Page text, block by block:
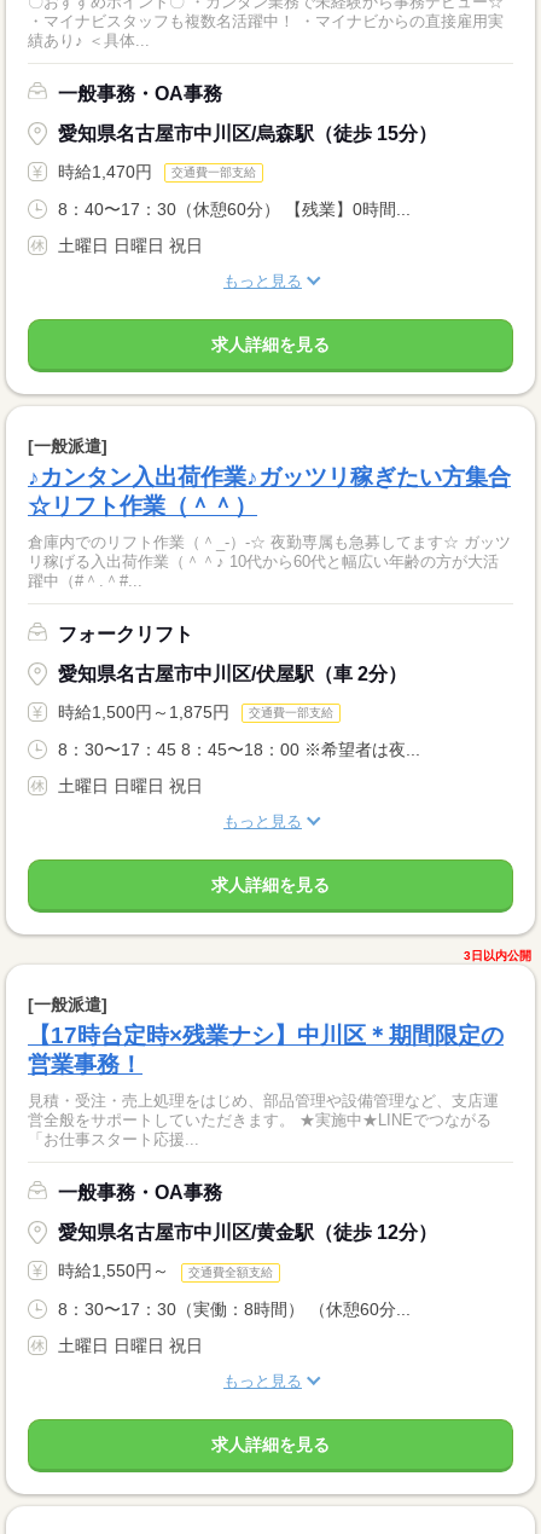
・マイナビスタッフも複数名活躍中！ ・マイナビからの直接雇用実
績あり♪ ＜具体...
一般事務・OA事務
愛知県名古屋市中川区/烏森駅（徒歩 15分）
時給1,470円 交通費一部支給
8：40〜17：30（休憩60分） 【残業】0時間...
土曜日 日曜日 祝日
もっと見る
求人詳細を見る
[一般派遣]
♪カンタン入出荷作業♪ガッツリ稼ぎたい方集合
☆リフト作業（＾＾）
倉庫内でのリフト作業（＾_-）-☆ 夜勤専属も急募してます☆ ガッツ
リ稼げる入出荷作業（＾＾♪ 10代から60代と幅広い年齢の方が大活
躍中（#＾.＾#...
フォークリフト
愛知県名古屋市中川区/伏屋駅（車 2分）
時給1,500円～1,875円 交通費一部支給
8：30〜17：45 8：45〜18：00 ※希望者は夜...
土曜日 日曜日 祝日
もっと見る
求人詳細を見る
3日以内公開
[一般派遣]
【17時台定時×残業ナシ】中川区＊期間限定の
営業事務！
見積・受注・売上処理をはじめ、部品管理や設備管理など、支店運
営全般をサポートしていただきます。 ★実施中★LINEでつながる
「お仕事スタート応援...
一般事務・OA事務
愛知県名古屋市中川区/黄金駅（徒歩 12分）
時給1,550円～ 交通費全額支給
8：30〜17：30（実働：8時間） （休憩60分...
土曜日 日曜日 祝日
もっと見る
求人詳細を見る